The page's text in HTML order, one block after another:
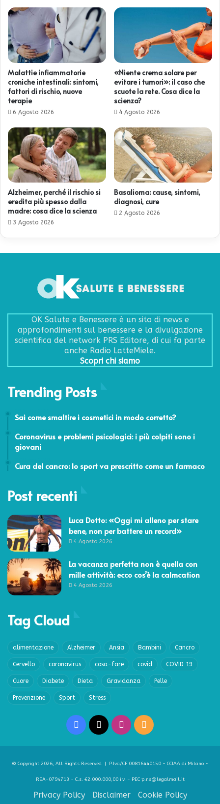
Malattie infiammatorie
croniche intestinali: sintomi,
fattori di rischio, nuove
terapie
6 Agosto 2026
«Niente crema solare per
evitare i tumori»: il caso che
scuote la rete. Cosa dice la
scienza?
4 Agosto 2026
Alzheimer, perché il rischio si
eredita più spesso dalla
madre: cosa dice la scienza
3 Agosto 2026
Basalioma: cause, sintomi,
diagnosi, cure
2 Agosto 2026
OK Salute e Benessere è un sito di news e
approfondimenti sul benessere e la divulgazione
scientifica del network PRS Editore, di cui fa parte
anche Radio LatteMiele.
Scopri chi siamo
Trending Posts
Sai come smaltire i cosmetici in modo corretto?
Coronavirus e problemi psicologici: i più colpiti sono i
giovani
Cura del cancro: lo sport va prescritto come un farmaco
Post recenti
Luca Dotto: «Oggi mi alleno per stare
bene, non per battere un record»
4 Agosto 2026
La vacanza perfetta non è quella con
mille attività: ecco cos’è la calmcation
4 Agosto 2026
Tag Cloud
alimentazione Alzheimer Ansia Bambini Cancro
Cervello coronavirus cosa-fare covid COVID 19
Cuore Diabete Dieta Gravidanza Pelle
Prevenzione Sport Stress
Facebook Instagram
RSS
© Copyright 2026, All Rights Reserved | P.Iva/CF 00816440150 - CCIAA di Milano -
REA-0794713 - C.s. €2.000.000,00 i.v. - PEC p.r.s@legalmail.it
Privacy Policy Disclaimer Cookie Policy